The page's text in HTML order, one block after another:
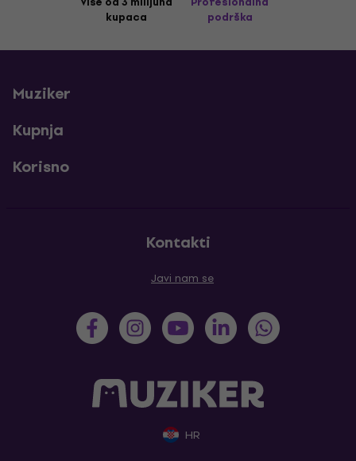
kupaca
podrška
Muziker
Kupnja
Korisno
Kontakti
Javi nam se
HR